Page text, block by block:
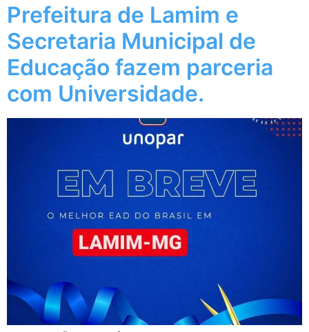
Prefeitura de Lamim e
Secretaria Municipal de
Educação fazem parceria
com Universidade.